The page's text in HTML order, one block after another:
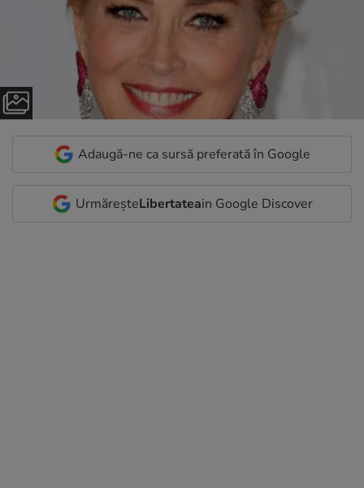
Adaugă-ne ca sursă preferată în Google
UrmăreșteLibertateain Google Discover